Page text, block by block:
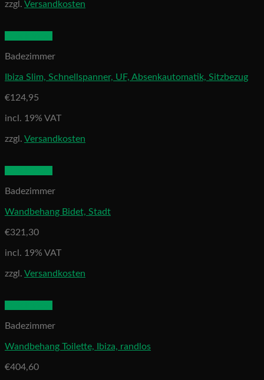
zzgl. Versandkosten
Badezimmer
Ibiza Slim, Schnellspanner, UF, Absenkautomatik, Sitzbezug
€124,95
incl. 19% VAT
zzgl. Versandkosten
Badezimmer
Wandbehang Bidet, Stadt
€321,30
incl. 19% VAT
zzgl. Versandkosten
Badezimmer
Wandbehang Toilette, Ibiza, randlos
€404,60